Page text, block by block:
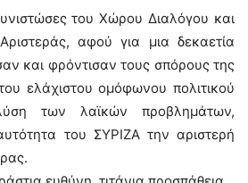
του Χώρου Διαλόγου και
αφού για μια δεκαετία
και φρόντισαν τους σπόρους της
ελάχιστου ομόφωνου πολιτικού
των λαϊκών προβλημάτων,
του ΣΥΡΙΖΑ την αριστερή